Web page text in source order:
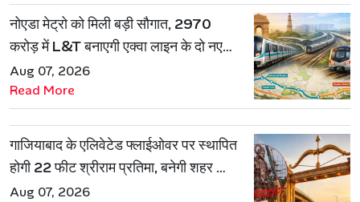
नोएडा मेट्रो को मिली बड़ी सौगात, 2970
करोड़ में L&T बनाएगी एक्वा लाइन के दो नए
रूट
Aug 07, 2026
Read More
गाजियाबाद के एलिवेटेड फ्लाईओवर पर स्थापित
होगी 22 फीट श्रीराम प्रतिमा, बनेगी शहर की
नई पहचान
Aug 07, 2026